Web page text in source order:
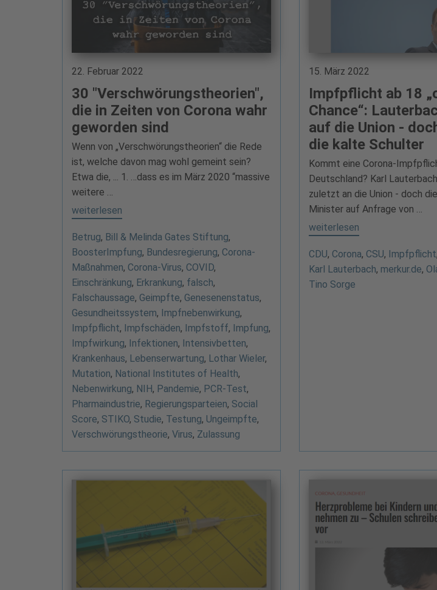
22. Februar 2022
30 "Verschwörungstheorien",
die in Zeiten von Corona wahr
geworden sind
Wenn von „Verschwörungstheorien“ die Rede
ist, welche davon mag wohl gemeint sein?
Etwa die, ... 1. …dass es im März 2020 “massive
weitere …
weiterlesen
Betrug, Bill & Melinda Gates Stiftung,
BoosterImpfung, Bundesregierung, Corona-
Maßnahmen, Corona-Virus, COVID,
Einschränkung, Erkrankung, falsch,
Falschaussage, Geimpfte, Genesenenstatus,
Gesundheitssystem, Impfnebenwirkung,
Impfpflicht, Impfschäden, Impfstoff, Impfung,
Impfwirkung, Infektionen, Intensivbetten,
Krankenhaus, Lebenserwartung, Lothar Wieler,
Mutation, National Institutes of Health,
Nebenwirkung, NIH, Pandemie, PCR-Test,
Pharmaindustrie, Regierungsparteien, Social
Score, STIKO, Studie, Testung, Ungeimpfte,
Verschwörungstheorie, Virus, Zulassung
15. März 2022
Impfpflicht ab 18
Chance“:
auf die Union -
die kalte Schulter
Kommt eine Corona-
Deutschland? Karl
zuletzt an die Union - doch
Minister auf Anfrage von …
weiterlesen
CDU, Corona, CSU, Impfpflicht,
Karl Lauterbach, merkur.de,
Tino Sorge